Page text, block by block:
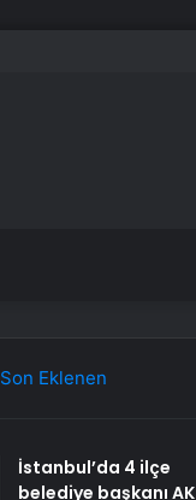
Son Eklenen
İstanbul’da 4 ilçe
belediye başkanı AK